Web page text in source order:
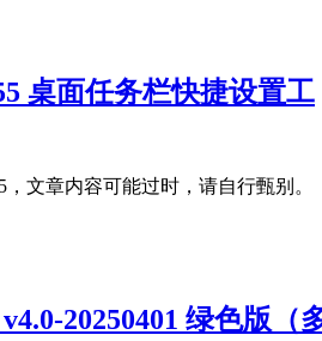
桌面任务栏快捷设置工
文章内容可能过时，请自行甄别。
20250401 绿色版（